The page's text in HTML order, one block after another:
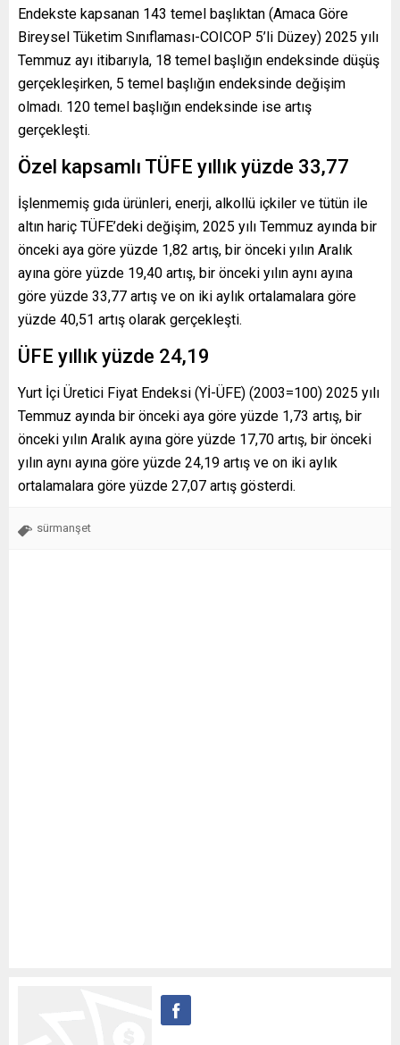
Endekste kapsanan 143 temel başlıktan (Amaca Göre
Bireysel Tüketim Sınıflaması-COICOP 5’li Düzey) 2025 yılı
Temmuz ayı itibarıyla, 18 temel başlığın endeksinde düşüş
gerçekleşirken, 5 temel başlığın endeksinde değişim
olmadı. 120 temel başlığın endeksinde ise artış
gerçekleşti.
Özel kapsamlı TÜFE yıllık yüzde 33,77
İşlenmemiş gıda ürünleri, enerji, alkollü içkiler ve tütün ile
altın hariç TÜFE’deki değişim, 2025 yılı Temmuz ayında bir
önceki aya göre yüzde 1,82 artış, bir önceki yılın Aralık
ayına göre yüzde 19,40 artış, bir önceki yılın aynı ayına
göre yüzde 33,77 artış ve on iki aylık ortalamalara göre
yüzde 40,51 artış olarak gerçekleşti.
ÜFE yıllık yüzde 24,19
Yurt İçi Üretici Fiyat Endeksi (Yİ-ÜFE) (2003=100) 2025 yılı
Temmuz ayında bir önceki aya göre yüzde 1,73 artış, bir
önceki yılın Aralık ayına göre yüzde 17,70 artış, bir önceki
yılın aynı ayına göre yüzde 24,19 artış ve on iki aylık
ortalamalara göre yüzde 27,07 artış gösterdi.
sürmanşet